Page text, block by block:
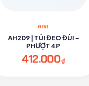
GIVI
AH209 | TÚI ĐEO ĐÙI -
PHƯỢT 4P
412.000₫